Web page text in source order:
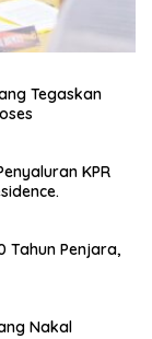
Tegaskan
KPR
Tahun Penjara,
Nakal